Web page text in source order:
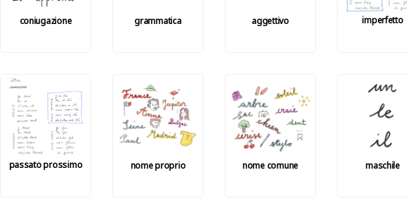
coniugazione grammatica aggettivo imperfetto
passato prossimo nome proprio nome comune maschile